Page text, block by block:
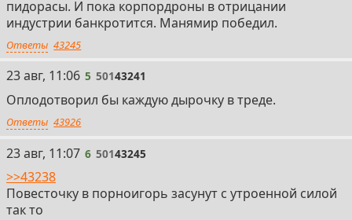
пидорасы. И пока корпордроны в отрицании
индустрии банкротится. Манямир победил.
Ответы 43245
5
23 авг, 11:06 5 50143241
Оплодотворил бы каждую дырочку в треде.
Ответы 43926
6
23 авг, 11:07 6 50143245
>>43238
Повесточку в порноигорь засунут с утроенной силой
так то